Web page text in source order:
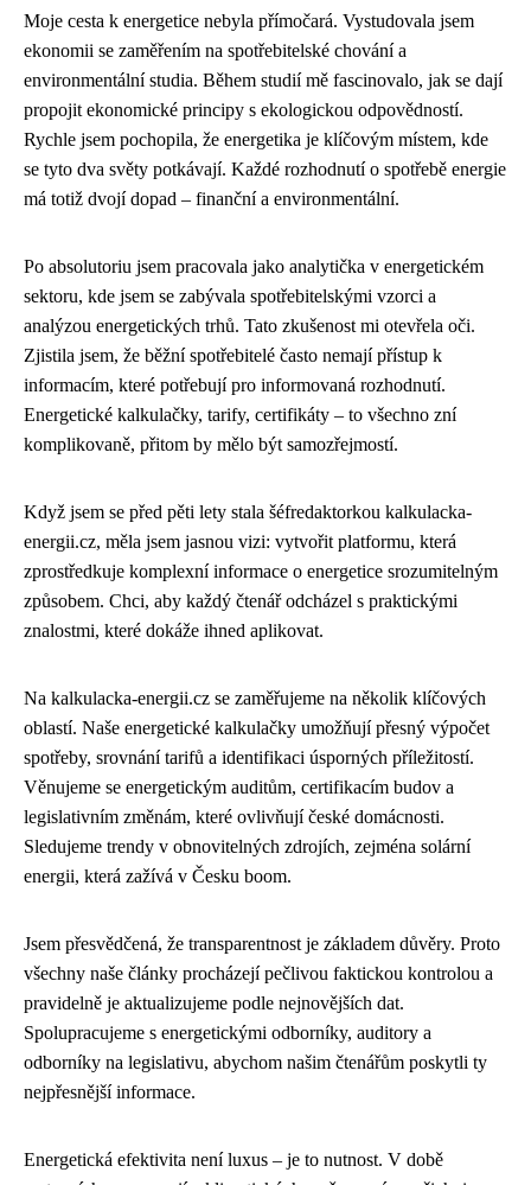
Moje cesta k energetice nebyla přímočará. Vystudovala jsem
ekonomii se zaměřením na spotřebitelské chování a
environmentální studia. Během studií mě fascinovalo, jak se dají
propojit ekonomické principy s ekologickou odpovědností.
Rychle jsem pochopila, že energetika je klíčovým místem, kde
se tyto dva světy potkávají. Každé rozhodnutí o spotřebě energie
má totiž dvojí dopad – finanční a environmentální.
Po absolutoriu jsem pracovala jako analytička v energetickém
sektoru, kde jsem se zabývala spotřebitelskými vzorci a
analýzou energetických trhů. Tato zkušenost mi otevřela oči.
Zjistila jsem, že běžní spotřebitelé často nemají přístup k
informacím, které potřebují pro informovaná rozhodnutí.
Energetické kalkulačky, tarify, certifikáty – to všechno zní
komplikovaně, přitom by mělo být samozřejmostí.
Když jsem se před pěti lety stala šéfredaktorkou kalkulacka-
energii.cz, měla jsem jasnou vizi: vytvořit platformu, která
zprostředkuje komplexní informace o energetice srozumitelným
způsobem. Chci, aby každý čtenář odcházel s praktickými
znalostmi, které dokáže ihned aplikovat.
Na kalkulacka-energii.cz se zaměřujeme na několik klíčových
oblastí. Naše energetické kalkulačky umožňují přesný výpočet
spotřeby, srovnání tarifů a identifikaci úsporných příležitostí.
Věnujeme se energetickým auditům, certifikacím budov a
legislativním změnám, které ovlivňují české domácnosti.
Sledujeme trendy v obnovitelných zdrojích, zejména solární
energii, která zažívá v Česku boom.
Jsem přesvědčená, že transparentnost je základem důvěry. Proto
všechny naše články procházejí pečlivou faktickou kontrolou a
pravidelně je aktualizujeme podle nejnovějších dat.
Spolupracujeme s energetickými odborníky, auditory a
odborníky na legislativu, abychom našim čtenářům poskytli ty
nejpřesnější informace.
Energetická efektivita není luxus – je to nutnost. V době